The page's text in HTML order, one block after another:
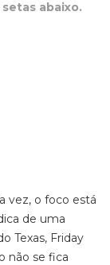
abaixo.
vez, o foco está
de uma
Texas, Friday
não se fica